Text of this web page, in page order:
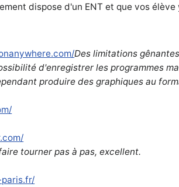
dispose d'un ENT et que vos
Des limitations
d'enregistrer les programmes
produire des graphiques au
tourner pas à pas, excellent.